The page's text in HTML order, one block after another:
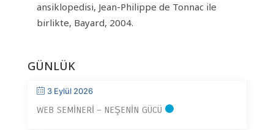
ansiklopedisi, Jean-Philippe de Tonnac ile
birlikte, Bayard, 2004.
GÜNLÜK
3 Eylül 2026
WEB SEMINERI – NEŞENIN GÜCÜ